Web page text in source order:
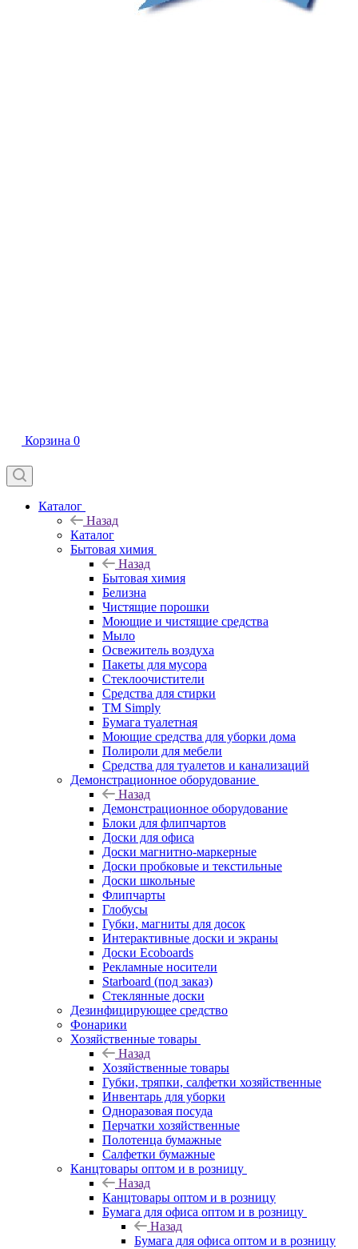
Корзина 0
Каталог
Назад
Каталог
Бытовая химия
Назад
Бытовая химия
Белизна
Чистящие порошки
Моющие и чистящие средства
Мыло
Освежитель воздуха
Пакеты для мусора
Стеклоочистители
Средства для стирки
TM Simply
Бумага туалетная
Моющие средства для уборки дома
Полироли для мебели
Средства для туалетов и канализаций
Демонстрационное оборудование
Назад
Демонстрационное оборудование
Блоки для флипчартов
Доски для офиса
Доски магнитно-маркерные
Доски пробковые и текстильные
Доски школьные
Флипчарты
Глобусы
Губки, магниты для досок
Интерактивные доски и экраны
Доски Ecoboards
Рекламные носители
Starboard (под заказ)
Стеклянные доски
Дезинфицирующее средство
Фонарики
Хозяйственные товары
Назад
Хозяйственные товары
Губки, тряпки, салфетки хозяйственные
Инвентарь для уборки
Одноразовая посуда
Перчатки хозяйственные
Полотенца бумажные
Салфетки бумажные
Канцтовары оптом и в розницу
Назад
Канцтовары оптом и в розницу
Бумага для офиса оптом и в розницу
Назад
Бумага для офиса оптом и в розницу